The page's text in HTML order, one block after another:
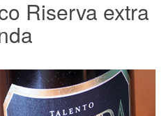
Riserva extra